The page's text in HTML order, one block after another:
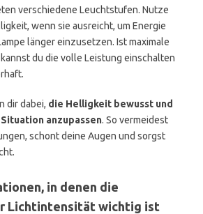
verschiedene Leuchtstufen. Nutze
wenn sie ausreicht, um Energie
länger einzusetzen. Ist maximale
du die volle Leistung einschalten
dir dabei, die Helligkeit bewusst und
anzupassen. So vermeidest
schont deine Augen und sorgst
in denen die
Lichtintensität wichtig ist